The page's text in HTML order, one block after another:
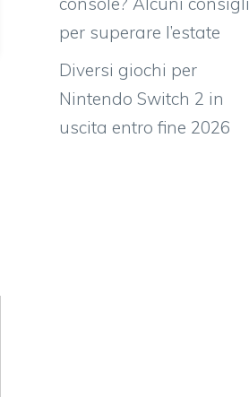
per superare l’estate
Diversi giochi per
Nintendo Switch 2 in
uscita entro fine 2026